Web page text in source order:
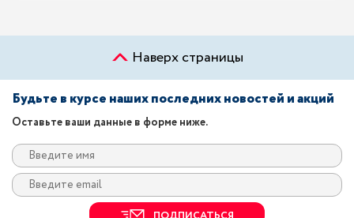
Наверх страницы
Будьте в курсе наших последних новостей и акций
Оставьте ваши данные в форме ниже.